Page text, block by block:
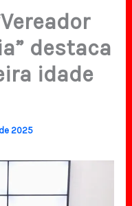
destaca
idade
2025